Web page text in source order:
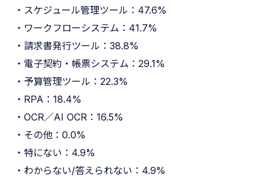
・スケジュール管理ツール：47.6%
・ワークフローシステム：41.7%
・請求書発行ツール：38.8%
・電子契約・帳票システム：29.1%
・予算管理ツール：22.3%
・RPA：18.4%
・OCR／AI OCR：16.5%
・その他：0.0%
・特にない：4.9%
・わからない/答えられない：4.9%